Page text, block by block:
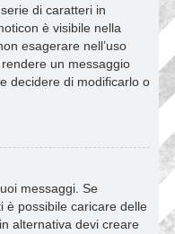
di caratteri in
è visibile nella
esagerare nell’uso
un messaggio
decidere di modificarlo o
messaggi. Se
è possibile caricare delle
alternativa devi creare